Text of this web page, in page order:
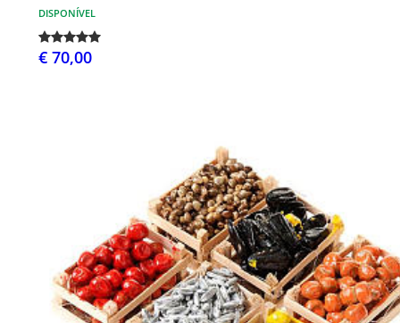
DISPONÍVEL
€ 70,00